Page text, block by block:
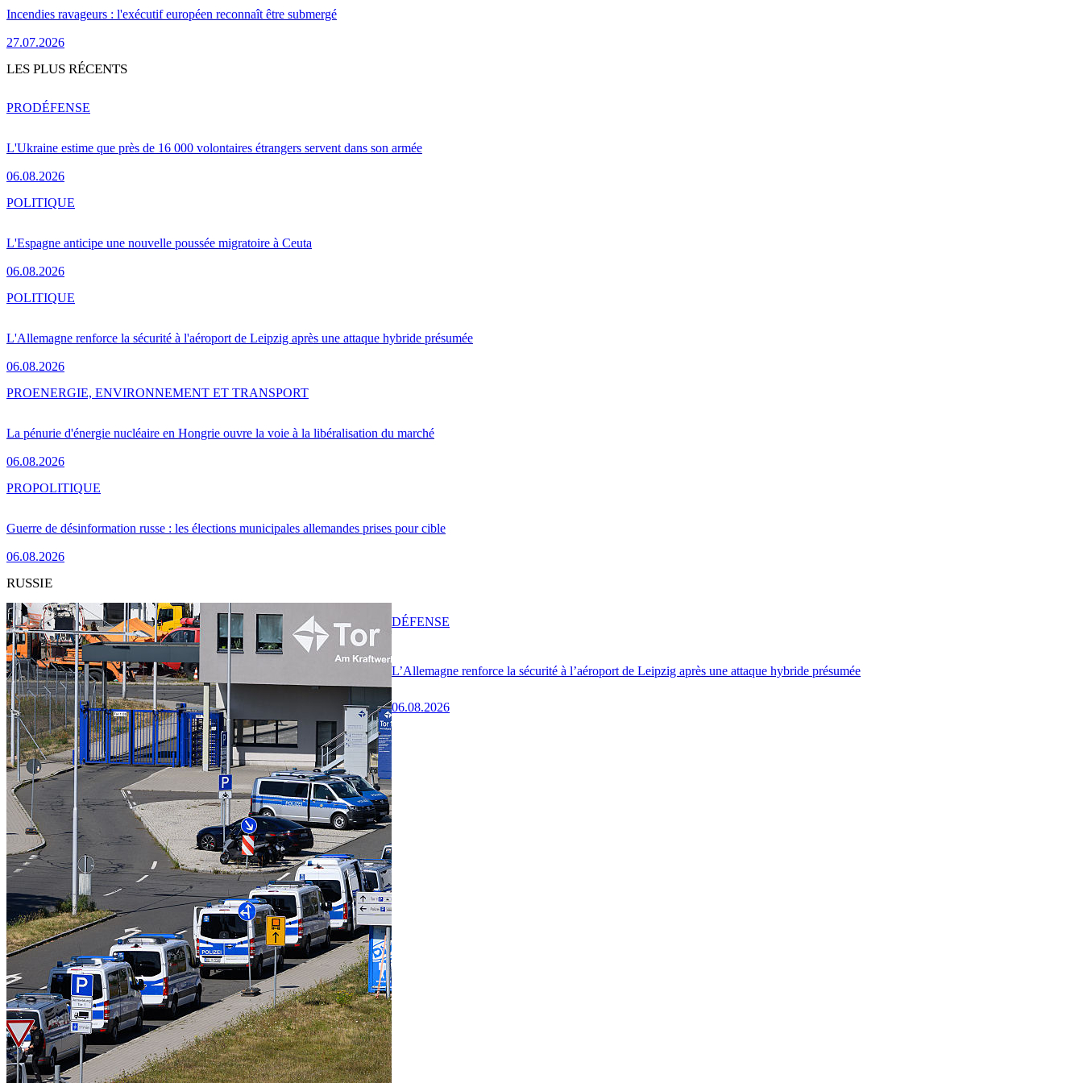
Incendies ravageurs : l'exécutif européen reconnaît être submergé
27.07.2026
LES PLUS RÉCENTS
L'Ukraine estime que près de 16 000 volontaires étrangers servent dans son armée
06.08.2026
PRODÉFENSE
L'Espagne anticipe une nouvelle poussée migratoire à Ceuta
06.08.2026
POLITIQUE
L'Allemagne renforce la sécurité à l'aéroport de Leipzig après une attaque hybride présumée
06.08.2026
POLITIQUE
La pénurie d'énergie nucléaire en Hongrie ouvre la voie à la libéralisation du marché
06.08.2026
PROENERGIE, ENVIRONNEMENT ET TRANSPORT
Guerre de désinformation russe : les élections municipales allemandes prises pour cible
06.08.2026
PROPOLITIQUE
RUSSIE
L’Allemagne renforce la sécurité à l’aéroport de Leipzig après une attaque hybride présumée
06.08.2026
DÉFENSE